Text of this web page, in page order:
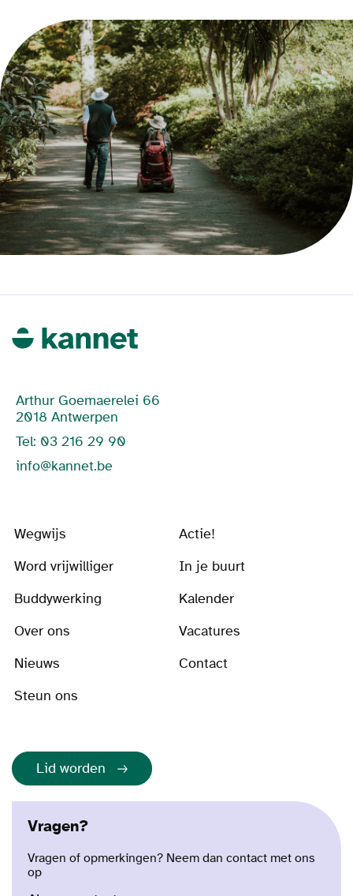
Arthur Goemaerelei 66
2018 Antwerpen
Tel: 03 216 29 90
info@kannet.be
Wegwijs
Actie!
Word vrijwilliger
In je buurt
Buddywerking
Kalender
Over ons
Vacatures
Nieuws
Contact
Steun ons
Lid worden
Vragen?
Vragen of opmerkingen? Neem dan contact met ons
op